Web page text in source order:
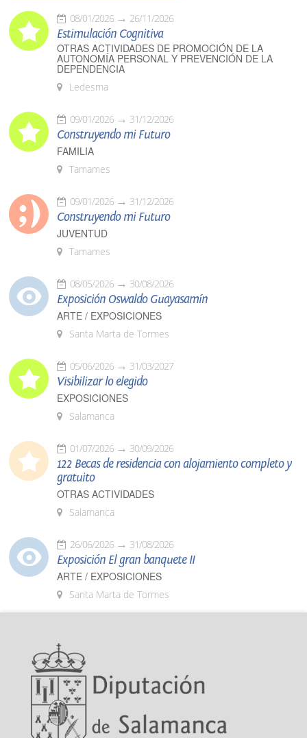
08/01/2026 26/11/2026
Estimulación Cognitiva
OTRAS ACTIVIDADES DE PROMOCIÓN DE LA
AUTONOMÍA PERSONAL Y PREVENCIÓN DE LA
DEPENDENCIA
Ledesma
09/01/2026 31/12/2026
Construyendo mi Futuro
FAMILIA
Tamames
09/01/2026 31/12/2026
Construyendo mi Futuro
JUVENTUD
Tamames
08/05/2026 30/08/2026
Exposición Oswaldo Guayasamín
ARTE / EXPOSICIONES
Santa Marta de Tormes
05/06/2026 31/03/2027
Visibilizar lo elegido
EXPOSICIONES
Salamanca
01/07/2026 30/09/2026
122 Becas de residencia con alojamiento completo y
gratuito
OTRAS ACTIVIDADES
Salamanca
26/06/2026 31/08/2026
Exposición El gran banquete II
ARTE / EXPOSICIONES
Santa Marta de Tormes